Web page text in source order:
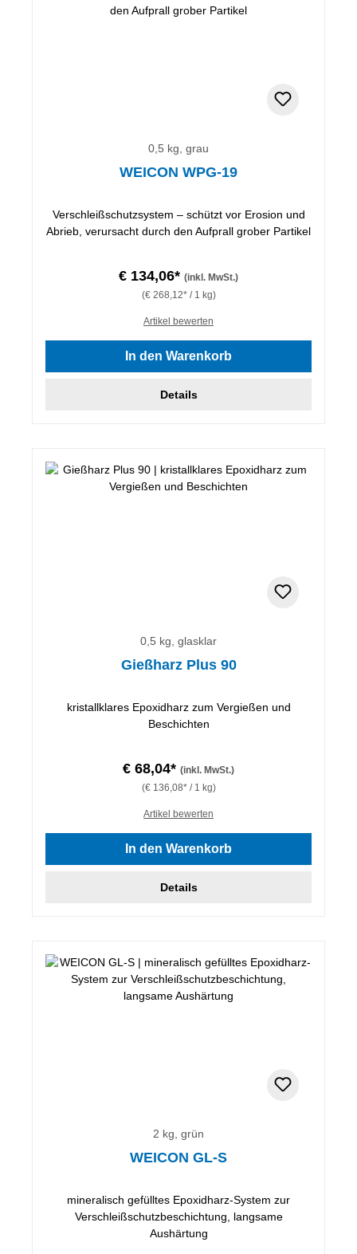
0,5 kg, grau
WEICON WPG-19
Verschleißschutzsystem – schützt vor Erosion und
Abrieb, verursacht durch den Aufprall grober Partikel
€ 134,06* (inkl. MwSt.)
(€ 268,12* / 1 kg)
Artikel bewerten
In den Warenkorb
Details
0,5 kg, glasklar
Gießharz Plus 90
kristallklares Epoxidharz zum Vergießen und
Beschichten
€ 68,04* (inkl. MwSt.)
(€ 136,08* / 1 kg)
Artikel bewerten
In den Warenkorb
Details
2 kg, grün
WEICON GL-S
mineralisch gefülltes Epoxidharz-System zur
Verschleißschutzbeschichtung, langsame
Aushärtung